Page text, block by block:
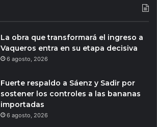
La obra que transformará el ingreso a
Vaqueros entra en su etapa decisiva
6 agosto, 2026
Fuerte respaldo a Sáenz y Sadir por
sostener los controles a las bananas
importadas
6 agosto, 2026